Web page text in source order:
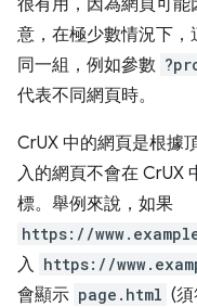
很有用，因為網頁可
意，在極少數情況下
同一組，例如參數
代表不同網頁時。
CrUX 中的網頁是根據
入的網頁不會在 CrUX
標。舉例來說，如果
https://
入 https://
會顯示 page.html (